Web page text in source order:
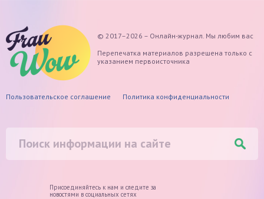
© 2017–2026 – Онлайн-журнал. Мы любим вас
Перепечатка материалов разрешена только с
указанием первоисточника
Пользовательское соглашение Политика конфиденциальности
Присоединяйтесь к нам и следите за
новостями в социальных сетях